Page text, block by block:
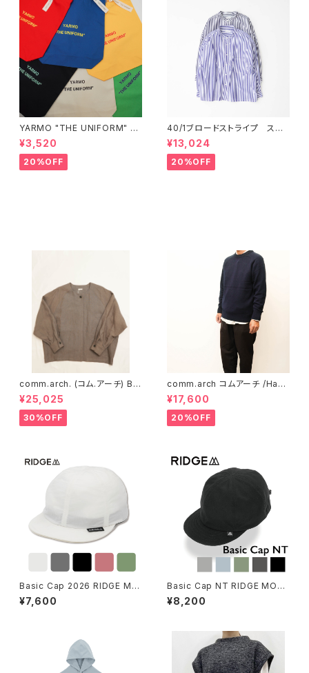
YARMO "THE UNIFORM" C
ANVAS "Medium" TOTE
ヤーモ ザ ユニフォーム ト
ートバッグ M YM-12
¥3,520
20%OFF
40/1ブロードストライプ スタ
ンドカラービッグシャツ P8065
0 prit
¥13,024
20%OFF
comm.arch. (コム.アーチ) Be
lgium Linen No Collar Jeck
et ベルギーリネン ノーカラー
ジャケット
¥25,025
30%OFF
comm.arch コムアーチ /Han
d Framed Saddle B.B. ハ
ンドフレーム サドル
¥17,600
20%OFF
Basic Cap 2026 RIDGE MO
UNTAIN GEAR（リッジマウンテ
ンギア）
¥7,600
Basic Cap NT RIDGE MOU
NTAIN GEAR リッジマウンテン
ギア
¥8,200